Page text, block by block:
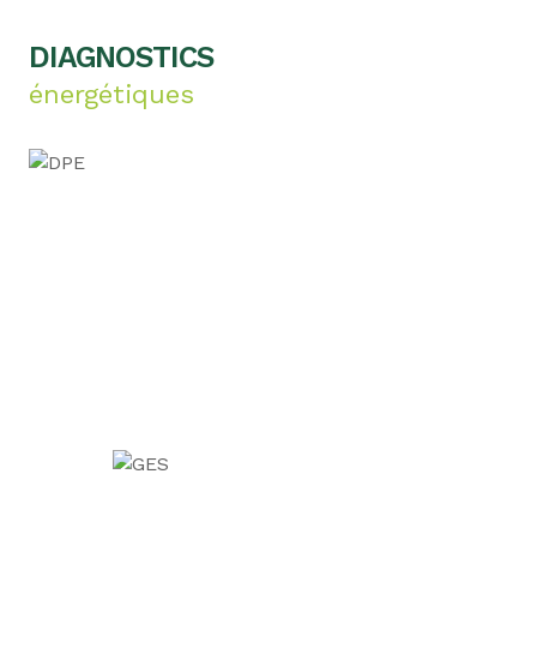
DIAGNOSTICS
énergétiques